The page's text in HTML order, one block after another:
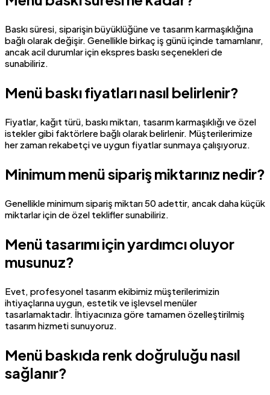
Baskı süresi, siparişin büyüklüğüne ve tasarım karmaşıklığına
bağlı olarak değişir. Genellikle birkaç iş günü içinde tamamlanır,
ancak acil durumlar için ekspres baskı seçenekleri de
sunabiliriz.
Menü baskı fiyatları nasıl belirlenir?
Fiyatlar, kağıt türü, baskı miktarı, tasarım karmaşıklığı ve özel
istekler gibi faktörlere bağlı olarak belirlenir. Müşterilerimize
her zaman rekabetçi ve uygun fiyatlar sunmaya çalışıyoruz.
Minimum menü sipariş miktarınız nedir?
Genellikle minimum sipariş miktarı 50 adettir, ancak daha küçük
miktarlar için de özel teklifler sunabiliriz.
Menü tasarımı için yardımcı oluyor
musunuz?
Evet, profesyonel tasarım ekibimiz müşterilerimizin
ihtiyaçlarına uygun, estetik ve işlevsel menüler
tasarlamaktadır. İhtiyacınıza göre tamamen özelleştirilmiş
tasarım hizmeti sunuyoruz.
Menü baskıda renk doğruluğu nasıl
sağlanır?